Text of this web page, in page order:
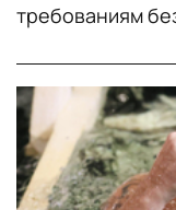
требованиям